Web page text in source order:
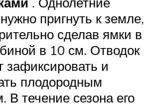
пригнуть к земле,
сделав ямки в
в 10 см. Отводок
зафиксировать и
плодородным
В течение сезона его